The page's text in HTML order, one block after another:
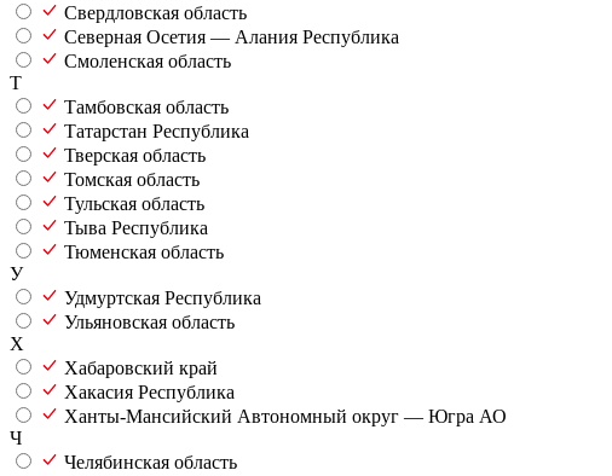
Свердловская область
Северная Осетия — Алания Республика
Смоленская область
Т
Тамбовская область
Татарстан Республика
Тверская область
Томская область
Тульская область
Тыва Республика
Тюменская область
У
Удмуртская Республика
Ульяновская область
Х
Хабаровский край
Хакасия Республика
Ханты-Мансийский Автономный округ — Югра АО
Ч
Челябинская область